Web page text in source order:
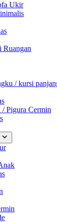
Ukir
Ruangan
/ kursi
Pigura Cermin